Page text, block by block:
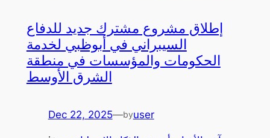
إطلاق مشروع مشترك جديد للدفاع
السيبراني في أبوظبي لخدمة
الحكومات والمؤسسات في منطقة
الشرق الأوسط
Dec 22, 2025—byuser